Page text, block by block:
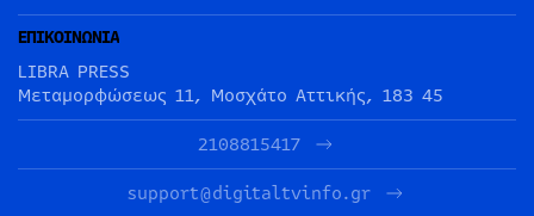
ΕΠΙΚΟΙΝΩΝΙΑ
LIBRA PRESS
Μεταμορφώσεως 11, Μοσχάτο Αττικής, 183 45
2108815417
support@digitaltvinfo.gr